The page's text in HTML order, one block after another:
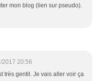
mon blog (lien sur pseudo).
2017 20:56
très gentil. Je vais aller voir ça